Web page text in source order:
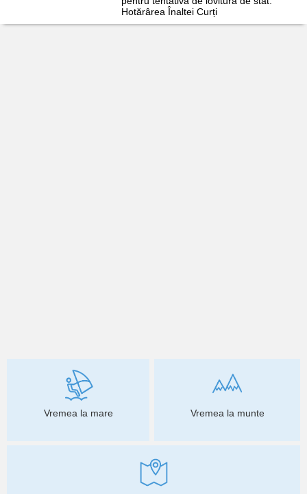
Hotărârea Înaltei Curți
Vremea la mare Vremea la munte